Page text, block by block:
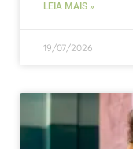
LEIA MAIS »
19/07/2026